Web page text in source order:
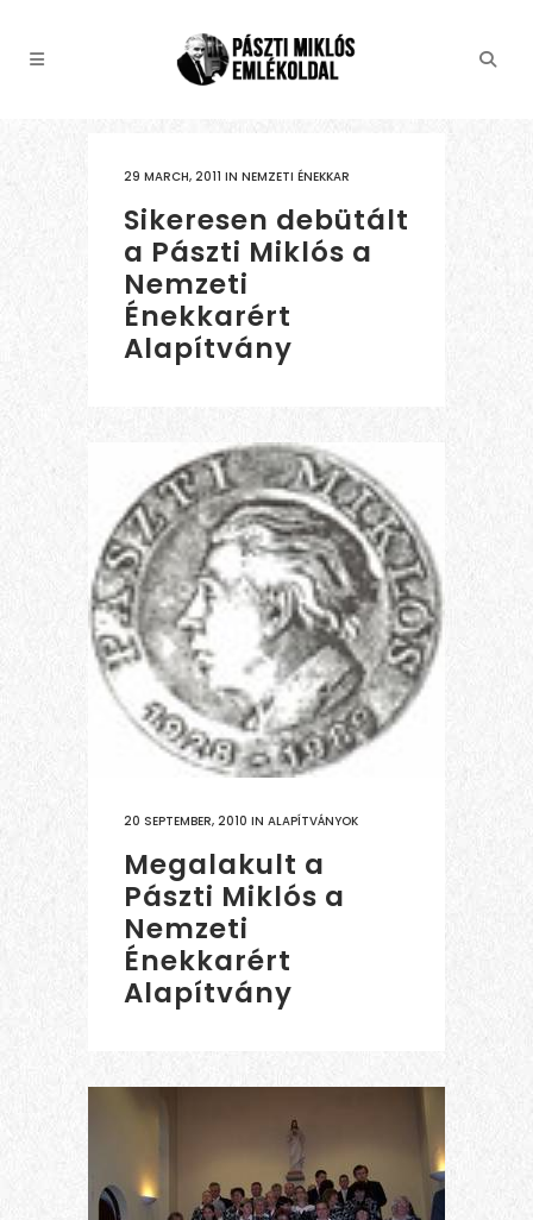
29 MARCH, 2011 IN NEMZETI ÉNEKKAR
Sikeresen debütált
a Pászti Miklós a
Nemzeti
Énekkarért
Alapítvány
20 SEPTEMBER, 2010 IN ALAPÍTVÁNYOK
Megalakult a
Pászti Miklós a
Nemzeti
Énekkarért
Alapítvány